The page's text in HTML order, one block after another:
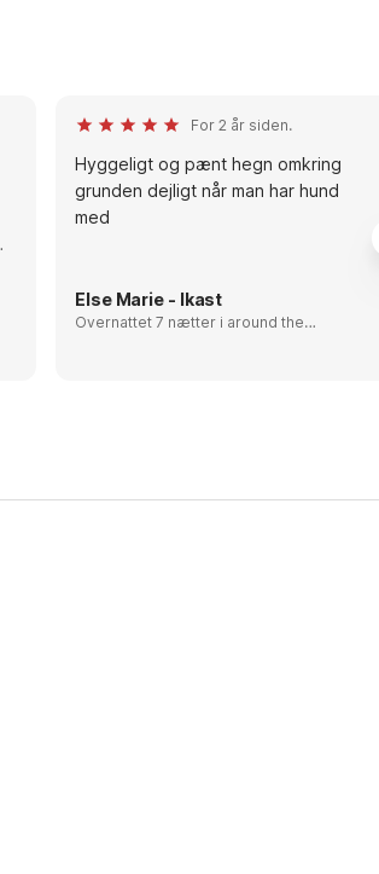
For 2 år siden.
Hyggeligt og pænt hegn omkring
grunden dejligt når man har hund
med
Else Marie - Ikast
Overnattet 7 nætter i around the